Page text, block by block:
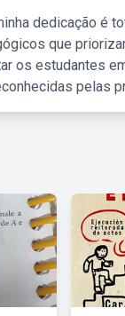
dedicação é
que
os estudantes
pelas